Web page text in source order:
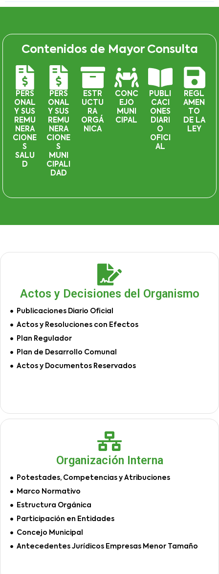
Contenidos de Mayor Consulta
PERS
ONAL
Y SUS
REMU
NERA
CIONE
S
SALU
D
PERS
ONAL
Y SUS
REMU
NERA
CIONE
S
MUNI
CIPALI
DAD
ESTR
UCTU
RA
ORGÁ
NICA
CONC
EJO
MUNI
CIPAL
PUBLI
CACI
ONES
DIARI
O
OFICI
AL
REGL
AMEN
TO
DE LA
LEY
Actos y Decisiones del Organismo
Publicaciones Diario Oficial
Actos y Resoluciones con Efectos
Plan Regulador
Plan de Desarrollo Comunal
Actos y Documentos Reservados
Organización Interna
Potestades, Competencias y Atribuciones
Marco Normativo
Estructura Orgánica
Participación en Entidades
Concejo Municipal
Antecedentes Jurídicos Empresas Menor Tamaño